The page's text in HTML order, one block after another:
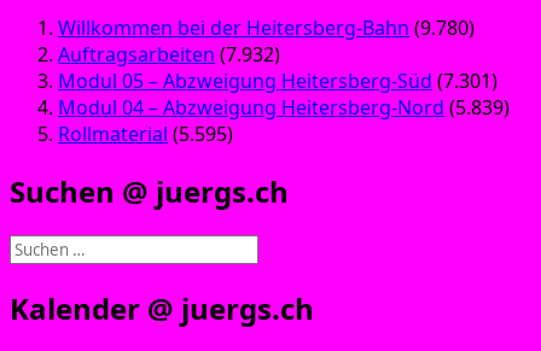
Willkommen bei der Heitersberg-Bahn (9.780)
Auftragsarbeiten (7.932)
Modul 05 – Abzweigung Heitersberg-Süd (7.301)
Modul 04 – Abzweigung Heitersberg-Nord (5.839)
Rollmaterial (5.595)
Suchen @ juergs.ch
Suchen
Kalender @ juergs.ch